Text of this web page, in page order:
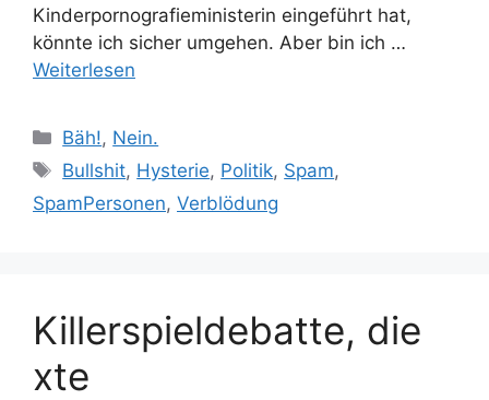
Kinderpornografieministerin eingeführt hat,
könnte ich sicher umgehen. Aber bin ich …
Weiterlesen
Kategorien
Bäh!, Nein.
Schlagwörter
Bullshit, Hysterie, Politik, Spam,
SpamPersonen, Verblödung
Killerspieldebatte, die
xte